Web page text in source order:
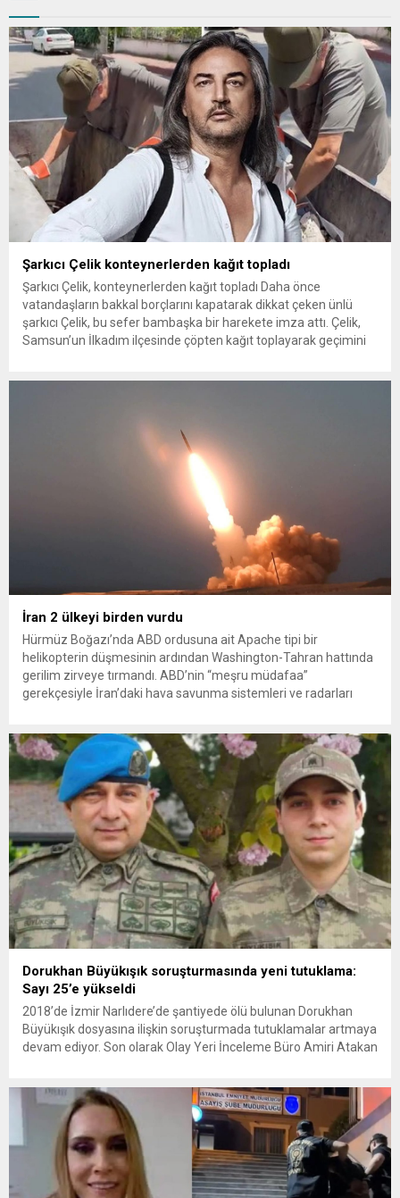
Şarkıcı Çelik konteynerlerden kağıt topladı
Şarkıcı Çelik, konteynerlerden kağıt topladı Daha önce
vatandaşların bakkal borçlarını kapatarak dikkat çeken ünlü
şarkıcı Çelik, bu sefer bambaşka bir harekete imza attı. Çelik,
Samsun’un İlkadım ilçesinde çöpten kağıt toplayarak geçimini
İran 2 ülkeyi birden vurdu
Hürmüz Boğazı’nda ABD ordusuna ait Apache tipi bir
helikopterin düşmesinin ardından Washington-Tahran hattında
gerilim zirveye tırmandı. ABD’nin “meşru müdafaa”
gerekçesiyle İran’daki hava savunma sistemleri ve radarları
yeni bir ABD saldırısına anında yanıt verileceğini duyurdu....
Dorukhan Büyükışık soruşturmasında yeni tutuklama:
Sayı 25’e yükseldi
2018’de İzmir Narlıdere’de şantiyede ölü bulunan Dorukhan
Büyükışık dosyasına ilişkin soruşturmada tutuklamalar artmaya
devam ediyor. Son olarak Olay Yeri İnceleme Büro Amiri Atakan
bulunan Dorukhan Büyükışık’a ilişkin yeniden açılan
soruşturmada tutuklamalar genişliyor. Son olarak dönemin...